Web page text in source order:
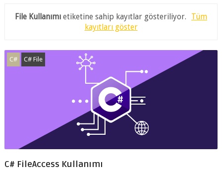
File Kullanımıetiketine sahip kayıtlar gösteriliyor.
Tüm
kayıtları göster
C# C# File
C# FileAccess Kullanımı